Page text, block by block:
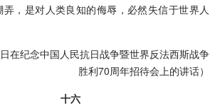
，是对人类良知的侮辱，必然失信于世界人
日在纪念中国人民抗日战争暨世界反法西斯战争
胜利70周年招待会上的讲话）
十六